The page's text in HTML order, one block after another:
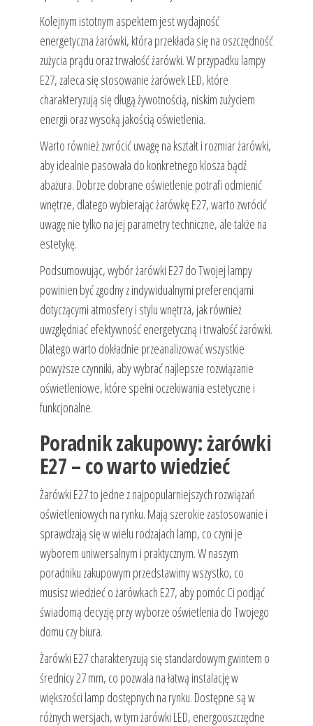
Kolejnym istotnym aspektem jest wydajność
energetyczna żarówki, która przekłada się na oszczędność
zużycia prądu oraz trwałość żarówki. W przypadku lampy
E27, zaleca się stosowanie żarówek LED, które
charakteryzują się długą żywotnością, niskim zużyciem
energii oraz wysoką jakością oświetlenia.
Warto również zwrócić uwagę na kształt i rozmiar żarówki,
aby idealnie pasowała do konkretnego klosza bądź
abażura. Dobrze dobrane oświetlenie potrafi odmienić
wnętrze, dlatego wybierając żarówkę E27, warto zwrócić
uwagę nie tylko na jej parametry techniczne, ale także na
estetykę.
Podsumowując, wybór żarówki E27 do Twojej lampy
powinien być zgodny z indywidualnymi preferencjami
dotyczącymi atmosfery i stylu wnętrza, jak również
uwzględniać efektywność energetyczną i trwałość żarówki.
Dlatego warto dokładnie przeanalizować wszystkie
powyższe czynniki, aby wybrać najlepsze rozwiązanie
oświetleniowe, które spełni oczekiwania estetyczne i
funkcjonalne.
Poradnik zakupowy: żarówki
E27 – co warto wiedzieć
Żarówki E27 to jedne z najpopularniejszych rozwiązań
oświetleniowych na rynku. Mają szerokie zastosowanie i
sprawdzają się w wielu rodzajach lamp, co czyni je
wyborem uniwersalnym i praktycznym. W naszym
poradniku zakupowym przedstawimy wszystko, co
musisz wiedzieć o żarówkach E27, aby pomóc Ci podjąć
świadomą decyzję przy wyborze oświetlenia do Twojego
domu czy biura.
Żarówki E27 charakteryzują się standardowym gwintem o
średnicy 27 mm, co pozwala na łatwą instalację w
większości lamp dostępnych na rynku. Dostępne są w
różnych wersjach, w tym żarówki LED, energooszczędne